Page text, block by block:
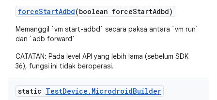
forceStartAdbd(boolean forceStartAdbd)
Memanggil `vm start-adbd` secara paksa antara `vm run`
dan `adb forward`
CATATAN: Pada level API yang lebih lama (sebelum SDK
36), fungsi ini tidak beroperasi.
static TestDevice . MicrodroidBuilder